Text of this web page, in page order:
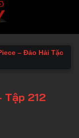
– Đảo Hải Tặc
Tập 212